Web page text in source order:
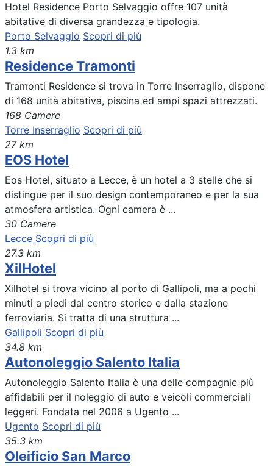
Hotel Residence Porto Selvaggio offre 107 unità
abitative di diversa grandezza e tipologia.
Porto Selvaggio Scopri di più
1.3 km
Residence Tramonti
Tramonti Residence si trova in Torre Inserraglio, dispone
di 168 unità abitativa, piscina ed ampi spazi attrezzati.
168 Camere
Torre Inserraglio Scopri di più
27 km
EOS Hotel
Eos Hotel, situato a Lecce, è un hotel a 3 stelle che si
distingue per il suo design contemporaneo e per la sua
atmosfera artistica. Ogni camera è ...
30 Camere
Lecce Scopri di più
27.3 km
XilHotel
Xilhotel si trova vicino al porto di Gallipoli, ma a pochi
minuti a piedi dal centro storico e dalla stazione
ferroviaria. Si tratta di una struttura ...
Gallipoli Scopri di più
34.8 km
Autonoleggio Salento Italia
Autonoleggio Salento Italia è una delle compagnie più
affidabili per il noleggio di auto e veicoli commerciali
leggeri. Fondata nel 2006 a Ugento ...
Ugento Scopri di più
35.3 km
Oleificio San Marco